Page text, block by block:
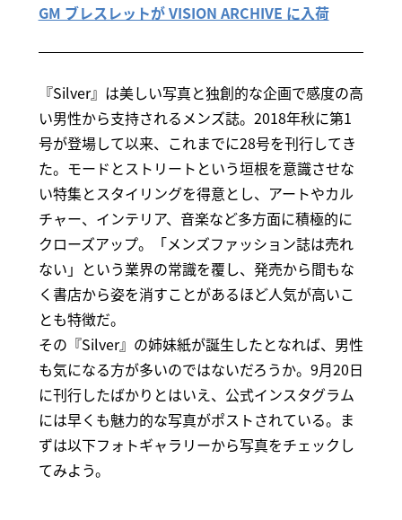
GM ブレスレットが VISION ARCHIVE に入荷
『Silver』は美しい写真と独創的な企画で感度の高
い男性から支持されるメンズ誌。2018年秋に第1
号が登場して以来、これまでに28号を刊行してき
た。モードとストリートという垣根を意識させな
い特集とスタイリングを得意とし、アートやカル
チャー、インテリア、音楽など多方面に積極的に
クローズアップ。「メンズファッション誌は売れ
ない」という業界の常識を覆し、発売から間もな
く書店から姿を消すことがあるほど人気が高いこ
とも特徴だ。
その『Silver』の姉妹紙が誕生したとなれば、男性
も気になる方が多いのではないだろうか。9月20日
に刊行したばかりとはいえ、公式インスタグラム
には早くも魅力的な写真がポストされている。ま
ずは以下フォトギャラリーから写真をチェックし
てみよう。